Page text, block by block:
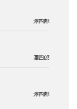
澤四郎
澤四郎
澤四郎